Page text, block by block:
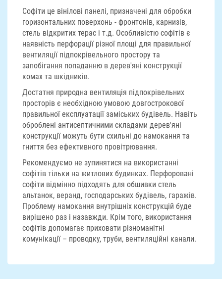
Софіти це вінілові панелі, призначені для обробки
горизонтальних поверхонь - фронтонів, карнизів,
стель відкритих терас і т.д. Особливістю софітів є
наявність перфорації різної площі для правильної
вентиляції підпокрівельного простору та
запобігання попаданню в дерев'яні конструкції
комах та шкідників.
Достатня природна вентиляція підпокрівельних
просторів є необхідною умовою довгострокової
правильної експлуатації заміських будівель. Навіть
оброблені антисептичними складами дерев'яні
конструкції можуть бути схильні до намокання та
гниття без ефективного провітрювання.
Рекомендуємо не зупинятися на використанні
софітів тільки на житлових будинках. Перфоровані
софіти відмінно підходять для обшивки стель
альтанок, веранд, господарських будівель, гаражів.
Проблему намокання внутрішніх конструкцій буде
вирішено раз і назавжди. Крім того, використання
софітів допомагає приховати різноманітні
комунікації – проводку, труби, вентиляційні канали.